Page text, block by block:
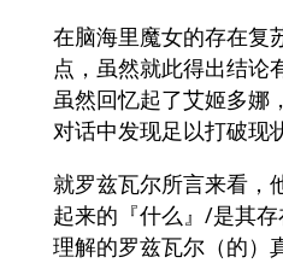
在脑海里魔女的存在复
点，虽然就此得出结论
虽然回忆起了艾姬多娜
对话中发现足以打破现
就罗兹瓦尔所言来看，
起来的『什么』/是其
理解的罗兹瓦尔（的）